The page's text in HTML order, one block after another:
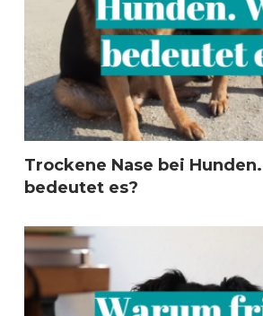
Trockene Nase bei
bedeutet es?